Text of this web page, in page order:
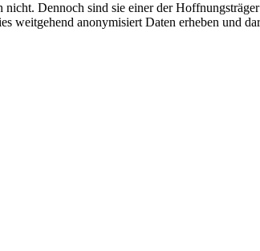
Dennoch sind sie einer der
weitgehend anonymisiert Daten erheben und